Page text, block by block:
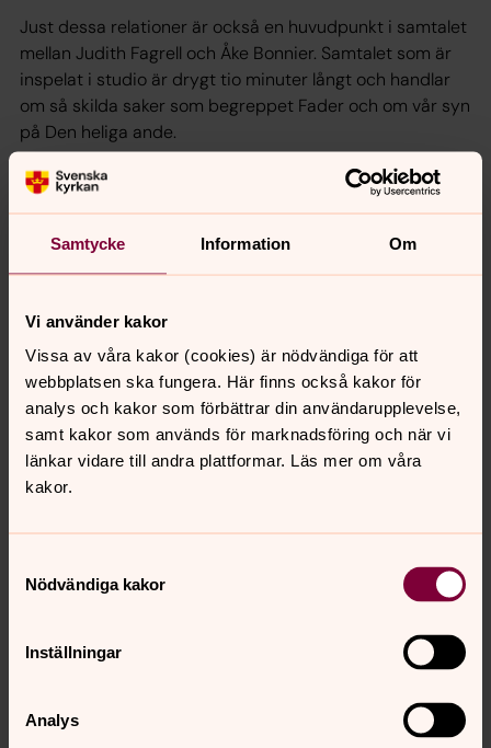
Samtycke Information Om
Vi använder kakor
Vissa av våra kakor (cookies) är nödvändiga för att
webbplatsen ska fungera. Här finns också kakor för
analys och kakor som förbättrar din användarupplevelse,
samt kakor som används för marknadsföring och när vi
länkar vidare till andra plattformar. Läs mer om våra
kakor.
Nödvändiga kakor
Inställningar
Analys
Just dessa relationer är också en huvudpunkt i samtalet
mellan Judith Fagrell och Åke Bonnier. Samtalet som är
inspelat i studio är drygt tio minuter långt och handlar
om så skilda saker som begreppet Fader och om vår syn
på Den heliga ande.
Lita, lyssna, leva
”Gud inte är religiös utan att Gud är generös.” Gud
möter oss människor på så många olika sätt. Biskopen
betonar att det är viktigt att förhålla oss till Gud treenig.
Biskopen poängterar att vi får lita till Fadern och se att
hans omsorg om oss finns där hela tiden. Vi får också
lyssna på Jesus och fördjupa vårt förhållande till honom
genom bibelns ord, genom nattvardens gåvor och i
mötet med varje människa. Den tredje tesen handlar om
att vi får leva med Anden. Guds Ande är obegränsad och
innehåll?
Dela